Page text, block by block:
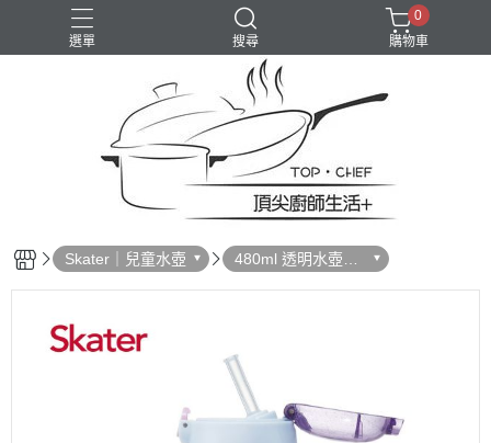
選單 搜尋
0
購物車
Skater｜兒童水壺
480ml 透明水壺｜
配件